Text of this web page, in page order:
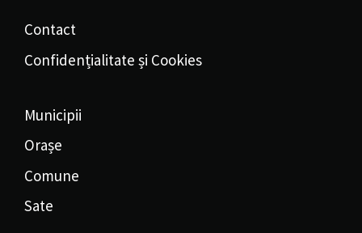
Contact
Confidențialitate și Cookies
Municipii
Orașe
Comune
Sate